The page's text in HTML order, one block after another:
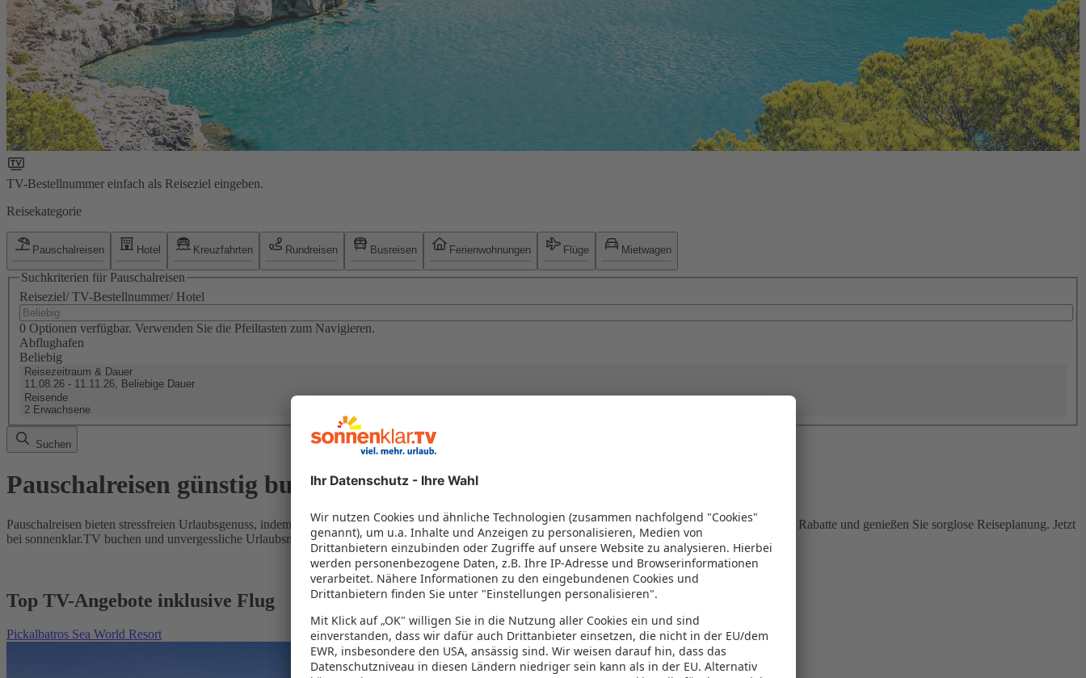
TV-Bestellnummer einfach als Reiseziel eingeben.
Reisekategorie
Pauschalreisen Hotel Kreuzfahrten Rundreisen Busreisen Ferienwohnungen Flüge Mietwagen
Suchkriterien für Pauschalreisen
Reiseziel/ TV-Bestellnummer/ Hotel
0 Optionen verfügbar. Verwenden Sie die Pfeiltasten zum Navigieren.
Abflughafen
Beliebig
Reisezeitraum & Dauer
11.08.26 - 11.11.26, Beliebige Dauer
Reisende
2 Erwachsene
Suchen
Pauschalreisen günstig buchen
Pauschalreisen bieten stressfreien Urlaubsgenuss, indem Flug und Hotel in einem Paket kombiniert werden – das spart Zeit und Geld. Nutzen Sie attraktive Rabatte und genießen Sie sorglose Reiseplanung. Jetzt
bei sonnenklar.TV buchen und unvergessliche Urlaubsmomente erleben!
Top TV-Angebote inklusive Flug
Pickalbatros Sea World Resort